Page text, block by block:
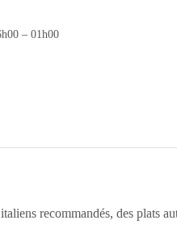
– 01h00
recommandés, des plats